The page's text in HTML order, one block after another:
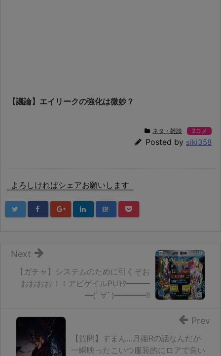
【議論】エイリークの強化は微妙？
ネタ・雑談 2コメ
Posted by siki358
よろしければシェアお願いします
B!
【ガチャ】システムのために引くぞお
おおおお！！アビゲイルPUｷﾀ━━━
━(ﾟ∀ﾟ)━━━━!!
Next
【質問】すまん…月姫Rの話なんだが
一瞬映ったこいつ服装的にロアで良い
Prev